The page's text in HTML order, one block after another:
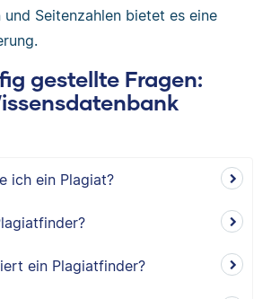
und Seitenzahlen bietet es eine
gestellte Fragen:
ich ein Plagiat?
ein Plagiatfinder?